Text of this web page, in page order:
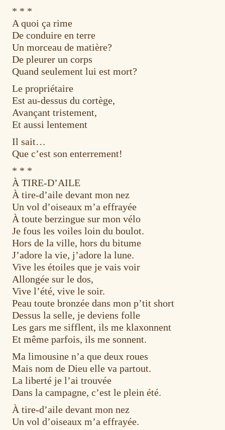
* * *
A quoi ça rime
De conduire en terre
Un morceau de matière?
De pleurer un corps
Quand seulement lui est mort?
Le propriétaire
Est au-dessus du cortège,
Avançant tristement,
Et aussi lentement
Il sait…
Que c’est son enterrement!
* * *
À TIRE-D’AILE
À tire-d’aile devant mon nez
Un vol d’oiseaux m’a effrayée
À toute berzingue sur mon vélo
Je fous les voiles loin du boulot.
Hors de la ville, hors du bitume
J’adore la vie, j’adore la lune.
Vive les étoiles que je vais voir
Allongée sur le dos,
Vive l’été, vive le soir.
Peau toute bronzée dans mon p’tit short
Dessus la selle, je deviens folle
Les gars me sifflent, ils me klaxonnent
Et même parfois, ils me sonnent.
Ma limousine n’a que deux roues
Mais nom de Dieu elle va partout.
La liberté je l’ai trouvée
Dans la campagne, c’est le plein été.
À tire-d’aile devant mon nez
Un vol d’oiseaux m’a effrayée.